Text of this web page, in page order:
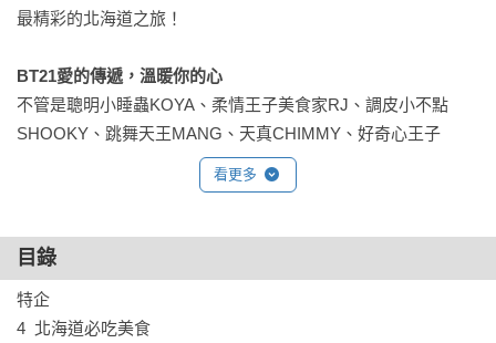
最精彩的北海道之旅！
BT21愛的傳遞，溫暖你的心
不管是聰明小睡蟲KOYA、柔情王子美食家RJ、調皮小不點
SHOOKY、跳舞天王MANG、天真CHIMMY、好奇心王子
TATA，還是反轉肌肉COOKY，還有守護機器人VAN。只要翻
開書，就可看見擁有迷人個性的明星漫步其中，用他們可愛的
BT21專屬筆記頁，留下超萌心情
書末附上筆記頁，貼心可愛的設計讓你能和BT21一起創造美好
回憶；使用上全憑個人喜好，不管是旅行記錄、心得分享，或
看更多
目錄
特企
4  北海道必吃美食